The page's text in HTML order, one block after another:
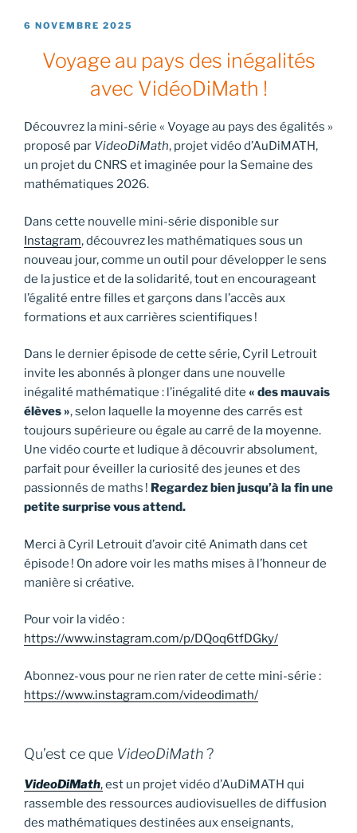
PUBLIÉ
6 NOVEMBRE 2025
Voyage au pays des inégalités
avec VidéoDiMath !
Découvrez la mini-série « Voyage au pays des égalités »
proposé par VideoDiMath, projet vidéo d’AuDiMATH,
un projet du CNRS et imaginée pour la Semaine des
mathématiques 2026.
Dans cette nouvelle mini-série disponible sur
Instagram, découvrez les mathématiques sous un
nouveau jour, comme un outil pour développer le sens
de la justice et de la solidarité, tout en encourageant
l’égalité entre filles et garçons dans l’accès aux
formations et aux carrières scientifiques !
Dans le dernier épisode de cette série, Cyril Letrouit
invite les abonnés à plonger dans une nouvelle
inégalité mathématique : l’inégalité dite « des mauvais
élèves », selon laquelle la moyenne des carrés est
toujours supérieure ou égale au carré de la moyenne.
Une vidéo courte et ludique à découvrir absolument,
parfait pour éveiller la curiosité des jeunes et des
passionnés de maths ! Regardez bien jusqu’à la fin une
petite surprise vous attend.
Merci à Cyril Letrouit d’avoir cité Animath dans cet
épisode ! On adore voir les maths mises à l’honneur de
manière si créative.
Pour voir la vidéo :
https://www.instagram.com/p/DQoq6tfDGky/
Abonnez-vous pour ne rien rater de cette mini-série :
https://www.instagram.com/videodimath/
Qu’est ce que VideoDiMath?
VideoDiMath,est un projet vidéo d’AuDiMATH qui
rassemble des ressources audiovisuelles de diffusion
des mathématiques destinées aux enseignants,